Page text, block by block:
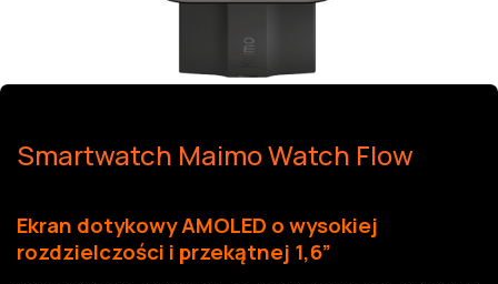
Smartwatch Maimo Watch Flow
Ekran dotykowy AMOLED o wysokiej
rozdzielczości i przekątnej 1,6”